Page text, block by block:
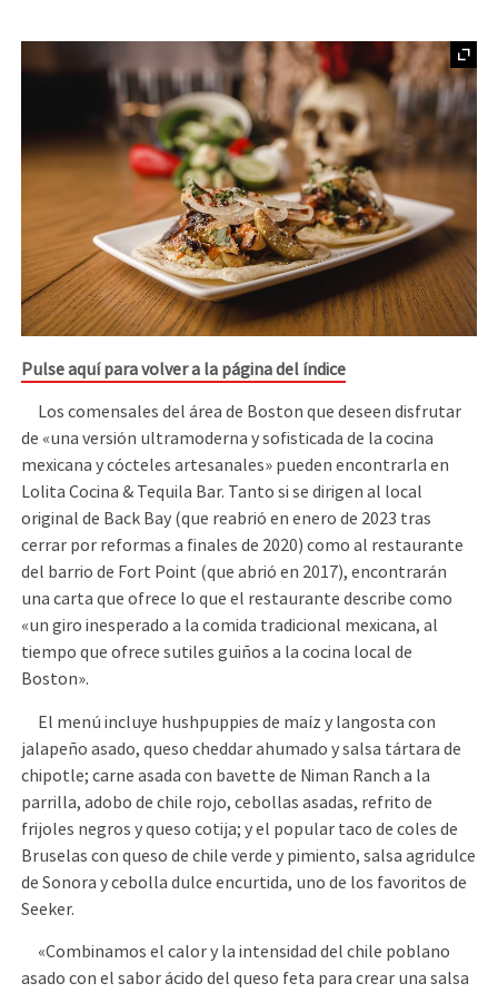
Pulse aquí para volver a la página del índice
Los comensales del área de Boston que deseen disfrutar
de «una versión ultramoderna y sofisticada de la cocina
mexicana y cócteles artesanales» pueden encontrarla en
Lolita Cocina & Tequila Bar. Tanto si se dirigen al local
original de Back Bay (que reabrió en enero de 2023 tras
cerrar por reformas a finales de 2020) como al restaurante
del barrio de Fort Point (que abrió en 2017), encontrarán
una carta que ofrece lo que el restaurante describe como
«un giro inesperado a la comida tradicional mexicana, al
tiempo que ofrece sutiles guiños a la cocina local de
Boston».
El menú incluye hushpuppies de maíz y langosta con
jalapeño asado, queso cheddar ahumado y salsa tártara de
chipotle; carne asada con bavette de Niman Ranch a la
parrilla, adobo de chile rojo, cebollas asadas, refrito de
frijoles negros y queso cotija; y el popular taco de coles de
Bruselas con queso de chile verde y pimiento, salsa agridulce
de Sonora y cebolla dulce encurtida, uno de los favoritos de
Seeker.
«Combinamos el calor y la intensidad del chile poblano
asado con el sabor ácido del queso feta para crear una salsa